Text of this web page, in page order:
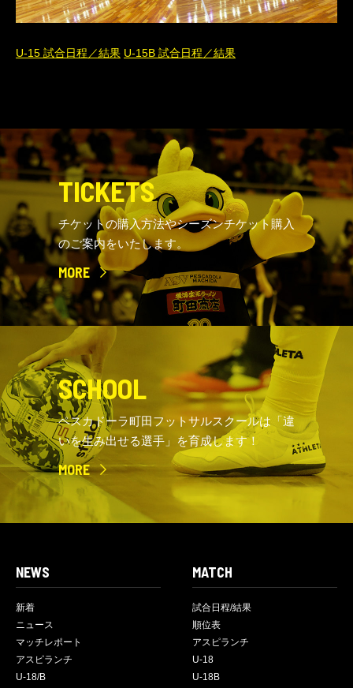
U-15 試合日程／結果 U-15B 試合日程／結果
TICKETS
チケットの購入方法やシーズンチケット購入
のご案内をいたします。
MORE
SCHOOL
ペスカドーラ町田フットサルスクールは「違
いを生み出せる選手」を育成します！
MORE
NEWS
新着
ニュース
マッチレポート
アスピランチ
U-18/B
MATCH
試合日程/結果
順位表
アスピランチ
U-18
U-18B